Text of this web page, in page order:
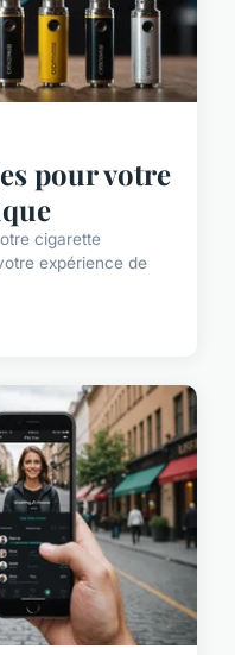
pour votre
cigarette
expérience de